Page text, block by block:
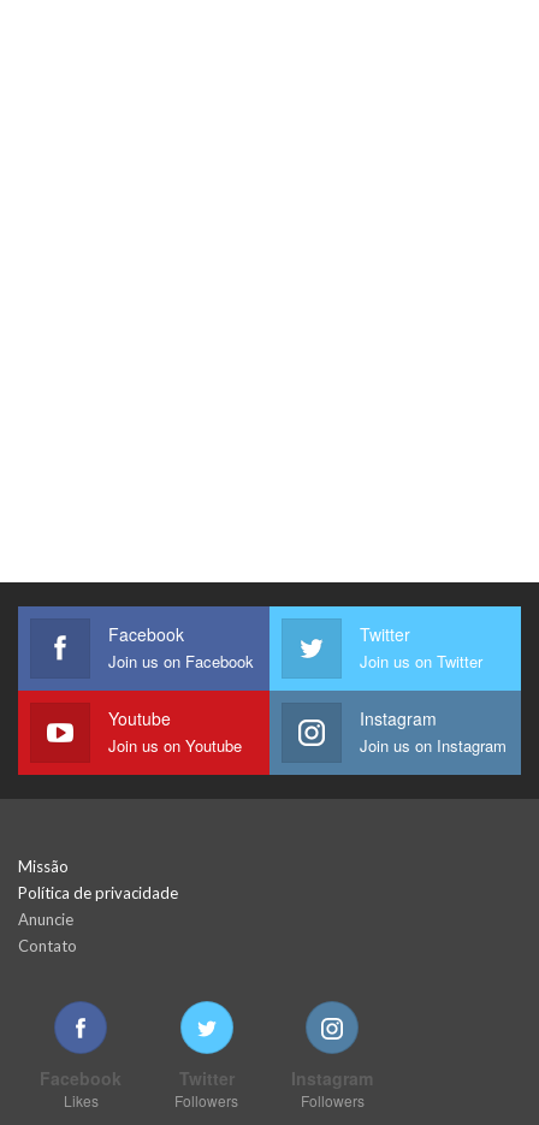
Facebook
Join us on Facebook
Twitter
Join us on Twitter
Youtube
Join us on Youtube
Instagram
Join us on Instagram
Missão
Política de privacidade
Anuncie
Contato
Facebook
Likes
Twitter
Followers
Instagram
Followers